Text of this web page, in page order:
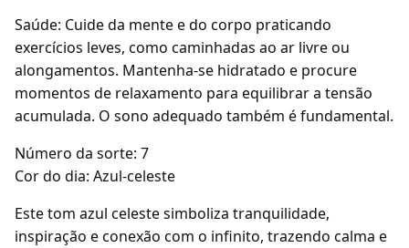
Saúde: Cuide da mente e do corpo praticando
exercícios leves, como caminhadas ao ar livre ou
alongamentos. Mantenha-se hidratado e procure
momentos de relaxamento para equilibrar a tensão
acumulada. O sono adequado também é fundamental.
Número da sorte: 7
Cor do dia: Azul-celeste
Este tom azul celeste simboliza tranquilidade,
inspiração e conexão com o infinito, trazendo calma e